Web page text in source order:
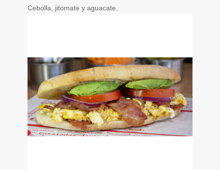
Cebolla, jitomate y aguacate.